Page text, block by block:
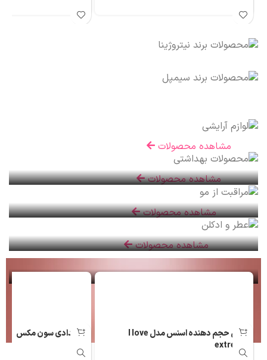
مشاهده محصولات
بهداشتیمشاهده محصولات
مراقبت مومشاهده محصولات
عطر و ادکلنمشاهده محصولات
ریمل حجم دهنده اسنس مدل I love
extreme
رژ مدادی سون مکس